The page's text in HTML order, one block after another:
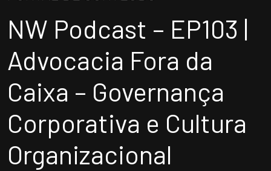
Pensamento Inovador
PROFISSIONAIS
ÁREAS DE ATUAÇÃO
INSTITUTO NELSON WILIANS
ATUAÇÃO INTERNACIONAL
UNIDADES
NW Podcast – EP103 |
Advocacia Fora da
Caixa – Governança
Corporativa e Cultura
Organizacional